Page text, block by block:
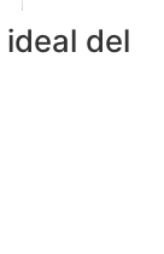
del